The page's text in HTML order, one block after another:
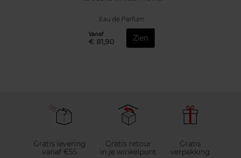
Eau de Parfum
Vanaf
€ 81,90 Zien
Gratis levering
vanaf €55
Gratis retour
in je winkelpunt
Gratis
verpakking